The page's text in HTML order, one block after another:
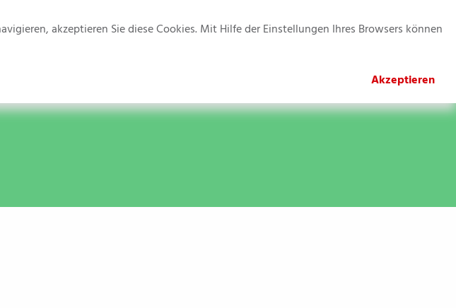
akzeptieren Sie diese Cookies. Mit Hilfe der Einstellungen Ihres Browsers können
Akzeptieren
News & Termine